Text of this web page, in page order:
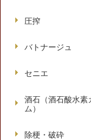
圧搾
バトナージュ
セニエ
酒石（酒石酸水素
ム）
除梗・破砕